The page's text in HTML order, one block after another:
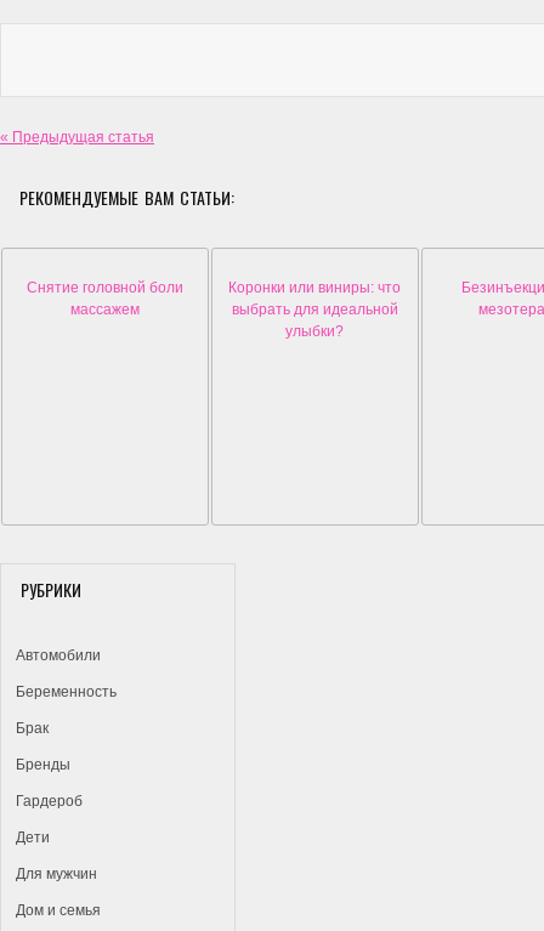
« Предыдущая статья
РЕКОМЕНДУЕМЫЕ ВАМ СТАТЬИ:
Снятие головной боли
массажем
Коронки или виниры: что
выбрать для идеальной
улыбки?
РУБРИКИ
Автомобили
Беременность
Брак
Бренды
Гардероб
Дети
Для мужчин
Дом и семья